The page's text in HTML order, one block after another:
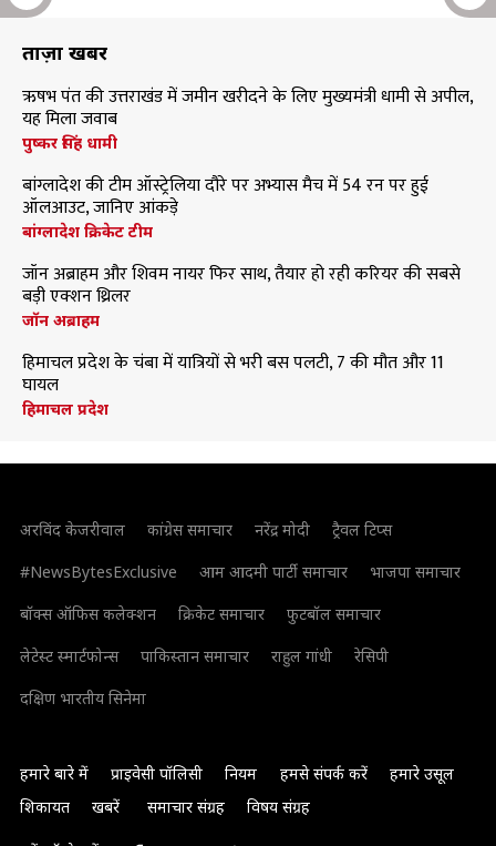
ताज़ा खबरें
ऋषभ पंत की उत्तराखंड में जमीन खरीदने के लिए मुख्यमंत्री धामी से अपील,
यह मिला जवाब
पुष्कर सिंह धामी
बांग्लादेश की टीम ऑस्ट्रेलिया दौरे पर अभ्यास मैच में 54 रन पर हुई
ऑलआउट, जानिए आंकड़े
बांग्लादेश क्रिकेट टीम
जॉन अब्राहम और शिवम नायर फिर साथ, तैयार हो रही करियर की सबसे
बड़ी एक्शन थ्रिलर
जॉन अब्राहम
हिमाचल प्रदेश के चंबा में यात्रियों से भरी बस पलटी, 7 की मौत और 11
घायल
हिमाचल प्रदेश
अरविंद केजरीवाल कांग्रेस समाचार नरेंद्र मोदी
ट्रैवल टिप्स
#NewsBytesExclusive
आम आदमी पार्टी समाचार
भाजपा समाचार
बॉक्स ऑफिस कलेक्शन
क्रिकेट समाचार
फुटबॉल समाचार
लेटेस्ट स्मार्टफोन्स
पाकिस्तान समाचार राहुल गांधी
रेसिपी
दक्षिण भारतीय सिनेमा
हमारे बारे में प्राइवेसी पॉलिसी नियम हमसे संपर्क करें
हमारे उसूल
शिकायत
खबरें समाचार संग्रह विषय संग्रह